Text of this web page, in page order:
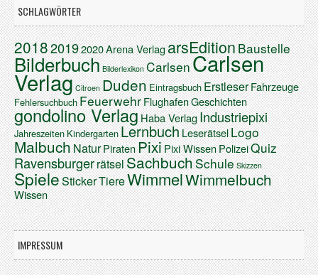
SCHLAGWÖRTER
201820192020Arena VerlagarsEditionBaustelle
Bilderbuch Bilderlexikon CarlsenCarlsen
Verlag Citroen DudenEintragsbuchErstleserFahrzeuge
FehlersuchbuchFeuerwehrFlughafenGeschichten
gondolino VerlagHaba VerlagIndustriepixi
JahreszeitenKindergartenLernbuchLeserätselLogo
MalbuchNaturPiratenPixiPixi WissenPolizeiQuiz
RavensburgerrätselSachbuchSchule Skizzen
SpieleStickerTiereWimmelWimmelbuch
Wissen
IMPRESSUM